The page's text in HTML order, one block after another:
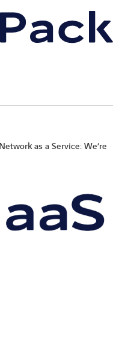
as a Service: We’re